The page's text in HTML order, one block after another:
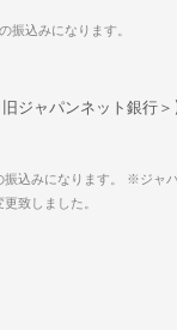
振込みになります。
ジャパンネット銀行＞
振込みになります。 ※ジャ
致しました。